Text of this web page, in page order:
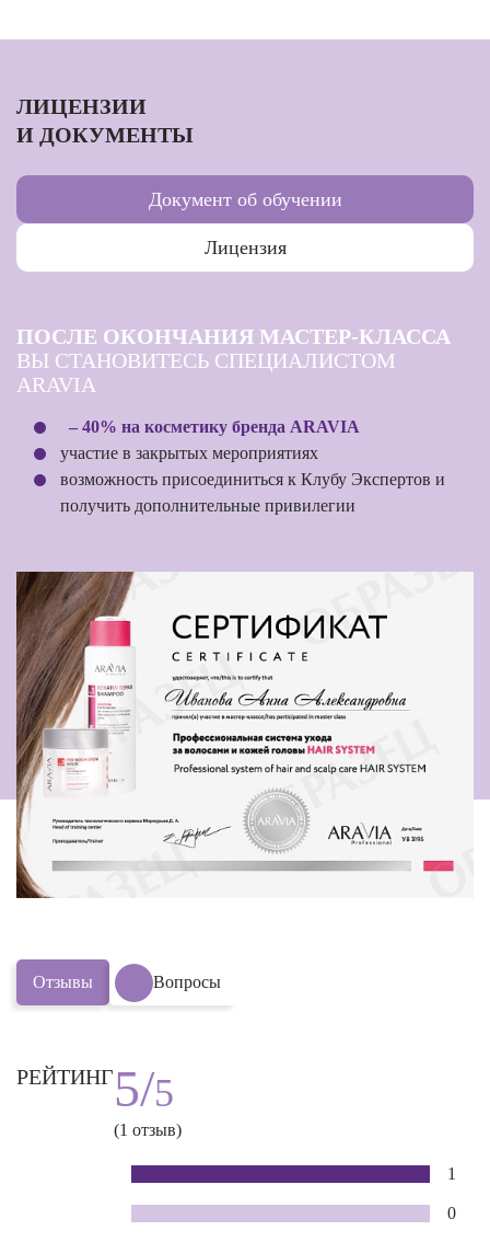
ЛИЦЕНЗИИ
И ДОКУМЕНТЫ
Документ об обучении
Лицензия
ПОСЛЕ ОКОНЧАНИЯ МАСТЕР-КЛАССА
ВЫ СТАНОВИТЕСЬ СПЕЦИАЛИСТОМ
ARAVIA
– 40% на косметику бренда ARAVIA
участие в закрытых мероприятиях
возможность присоединиться к Клубу Экспертов и
получить дополнительные привилегии
Отзывы Вопросы
РЕЙТИНГ5/5
(1 отзыв)
1
0